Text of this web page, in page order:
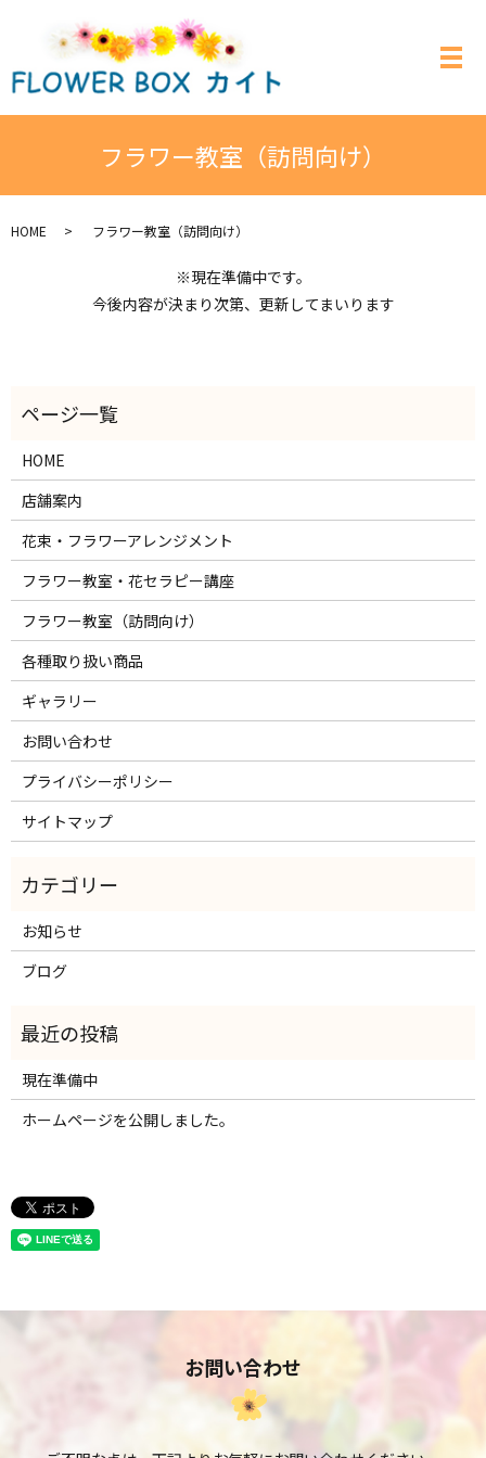
メ
フラワー教室（訪問向け）
HOME フラワー教室（訪問向け）
※現在準備中です。
今後内容が決まり次第、更新してまいります
HOME
店舗案内
花束・フラワーアレンジメント
フラワー教室・花セラピー講座
フラワー教室（訪問向け）
各種取り扱い商品
ギャラリー
お問い合わせ
プライバシーポリシー
サイトマップ
お知らせ
ブログ
現在準備中
ホームページを公開しました。
お問い合わせ